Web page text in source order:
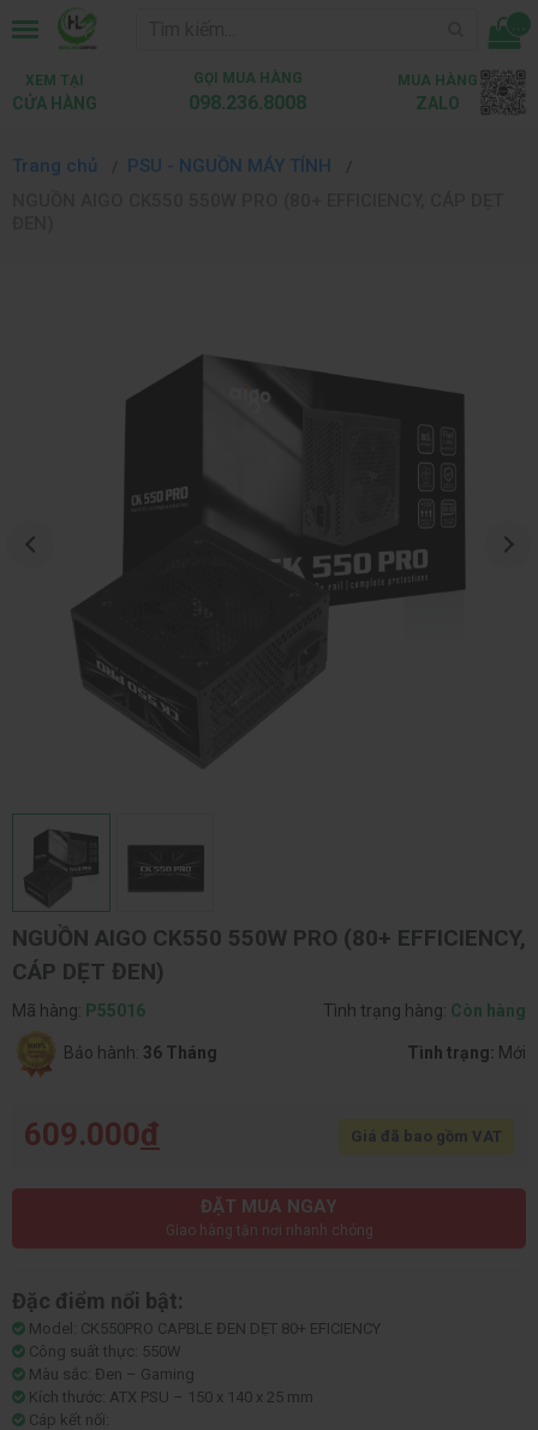
...
XEM TẠI
CỬA HÀNG
GỌI MUA HÀNG
098.236.8008
MUA HÀNG
ZALO
Trang chủ
PSU - NGUỒN MÁY TÍNH
NGUỒN AIGO CK550 550W PRO (80+ EFFICIENCY,
CÁP DẸT ĐEN)
Mã hàng: P55016 Tình trạng hàng: Còn hàng
Bảo hành: 36 Tháng Tình trạng: Mới
609.000đ Giá đã bao gồm VAT
ĐẶT MUA NGAY
Giao hàng tận nơi nhanh chóng
Đặc điểm nổi bật:
Model: CK550PRO CAPBLE ĐEN DẸT 80+ EFICIENCY
Công suất thực: 550W
Màu sắc: Đen – Gaming
Kích thước: ATX PSU – 150 x 140 x 25 mm
Cáp kết nối: